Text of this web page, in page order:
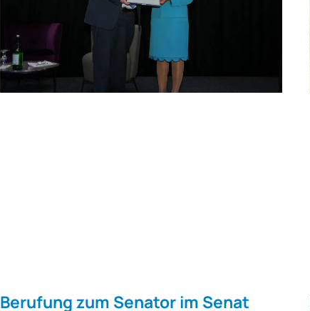
Beru­fung zum Sena­tor im Senat